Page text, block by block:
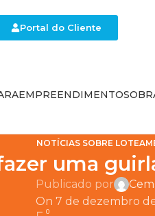
Portal do Cliente
EMPREENDIMENTOS
NOTÍCIAS SOBRE
uma
Publicado por
On 7 de dezembro
0